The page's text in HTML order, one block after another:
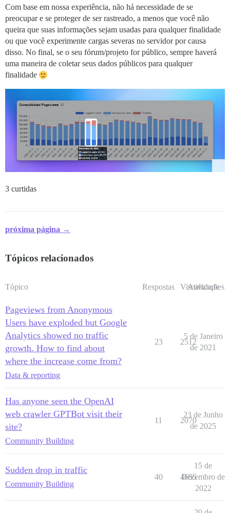
Com base em nossa experiência, não há necessidade de se
preocupar e se proteger de ser rastreado, a menos que você não
queira que suas informações sejam usadas para qualquer finalidade
ou que você experimente cargas severas no servidor por causa
disso. No final, se o seu fórum/projeto for público, sempre haverá
uma maneira de coletar seus dados públicos para qualquer
finalidade
3 curtidas
próxima página →
Tópicos relacionados
Tópico Respostas Visualizações
Atividade
Pageviews from Anonymous
Users have exploded but Google
Analytics showed no traffic
growth. How to find about
where the increase come from?
Data & reporting
23 2512
5 de Janeiro
de 2021
Has anyone seen the OpenAI
web crawler GPTBot visit their
site?
Community Building
11 2070
23 de Junho
de 2025
Sudden drop in traffic
Community Building
40 4695
15 de
Dezembro de
2022